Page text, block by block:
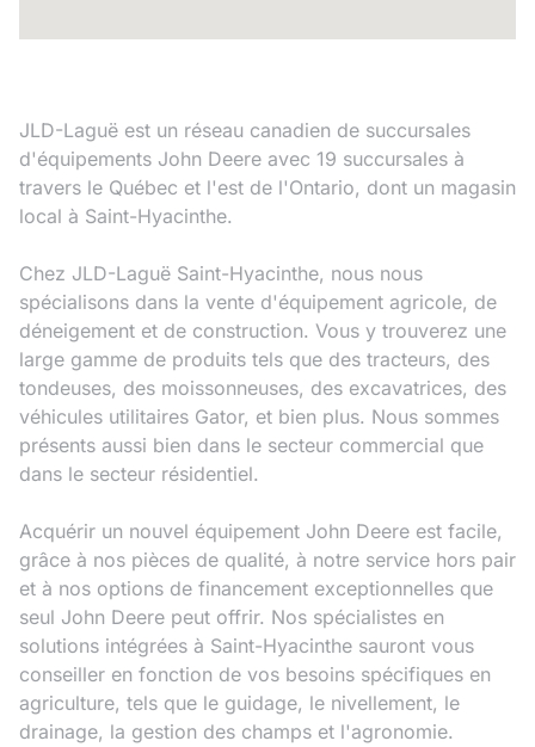
JLD-Laguë est un réseau canadien de succursales
d'équipements John Deere avec 19 succursales à
travers le Québec et l'est de l'Ontario, dont un magasin
local à Saint-Hyacinthe.
Chez JLD-Laguë Saint-Hyacinthe, nous nous
spécialisons dans la vente d'équipement agricole, de
déneigement et de construction. Vous y trouverez une
large gamme de produits tels que des tracteurs, des
tondeuses, des moissonneuses, des excavatrices, des
véhicules utilitaires Gator, et bien plus. Nous sommes
présents aussi bien dans le secteur commercial que
dans le secteur résidentiel.
Acquérir un nouvel équipement John Deere est facile,
grâce à nos pièces de qualité, à notre service hors pair
et à nos options de financement exceptionnelles que
seul John Deere peut offrir. Nos spécialistes en
solutions intégrées à Saint-Hyacinthe sauront vous
conseiller en fonction de vos besoins spécifiques en
agriculture, tels que le guidage, le nivellement, le
drainage, la gestion des champs et l'agronomie.